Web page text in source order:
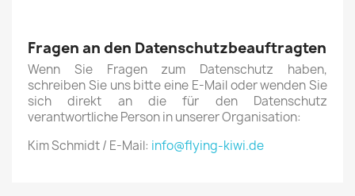
Fragen an den Datenschutzbeauftragten
Wenn Sie Fragen zum Datenschutz haben,
schreiben Sie uns bitte eine E-Mail oder wenden Sie
sich direkt an die für den Datenschutz
verantwortliche Person in unserer Organisation:
Kim Schmidt / E-Mail: info@flying-kiwi.de